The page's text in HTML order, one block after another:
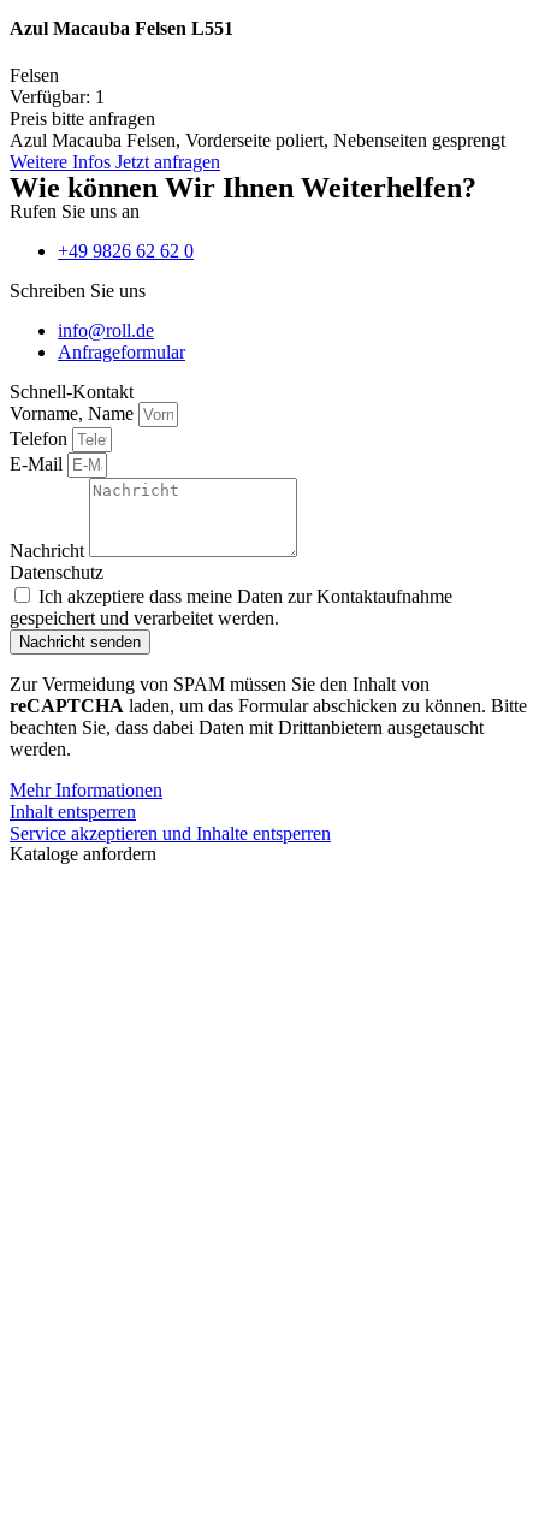
Azul Macauba Felsen L551
Felsen
Verfügbar: 1
Preis bitte anfragen
Azul Macauba Felsen, Vorderseite poliert, Nebenseiten gesprengt
Weitere Infos Jetzt anfragen
Wie können Wir Ihnen Weiterhelfen?
Rufen Sie uns an
+49 9826 62 62 0
Schreiben Sie uns
info@roll.de
Anfrageformular
Schnell-Kontakt
Vorname, Name
Telefon
E-Mail
Nachricht
Datenschutz
Ich akzeptiere dass meine Daten zur Kontaktaufnahme
gespeichert und verarbeitet werden.
Nachricht senden
Zur Vermeidung von SPAM müssen Sie den Inhalt von
reCAPTCHA laden, um das Formular abschicken zu können. Bitte
beachten Sie, dass dabei Daten mit Drittanbietern ausgetauscht
werden.
Mehr Informationen
Inhalt entsperren
Service akzeptieren und Inhalte entsperren
Kataloge anfordern